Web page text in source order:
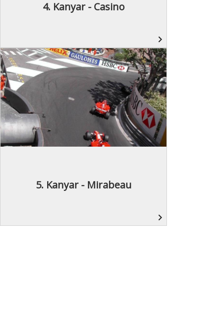
4. Kanyar - Casino
navigate_next
5. Kanyar - Mirabeau
navigate_next